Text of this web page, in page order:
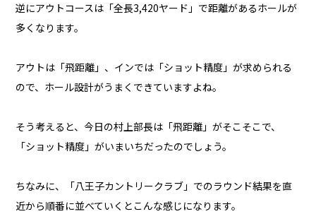
逆にアウトコースは「全長3,420ヤード」で距離があるホールが
多くなります。
アウトは「飛距離」、インでは「ショット精度」が求められる
ので、ホール設計がうまくできていますよね。
そう考えると、今日の村上部長は「飛距離」がそこそこで、
「ショット精度」がいまいちだったのでしょう。
ちなみに、「八王子カントリークラブ」でのラウンド結果を直
近から順番に並べていくとこんな感じになります。